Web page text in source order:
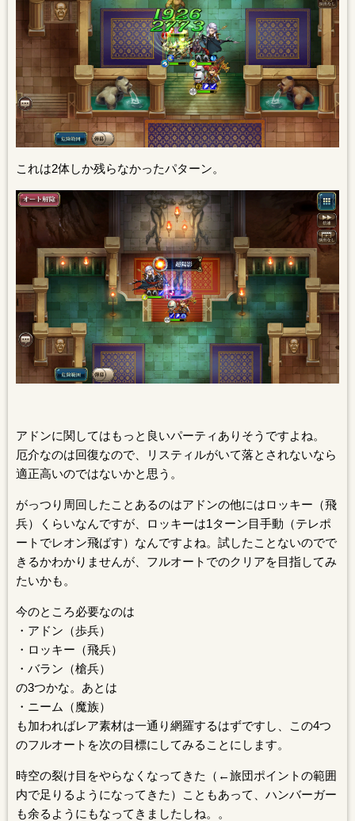
これは2体しか残らなかったパターン。
アドンに関してはもっと良いパーティありそうですよね。
厄介なのは回復なので、リスティルがいて落とされないなら
適正高いのではないかと思う。
がっつり周回したことあるのはアドンの他にはロッキー（飛
兵）くらいなんですが、ロッキーは1ターン目手動（テレポ
ートでレオン飛ばす）なんですよね。試したことないのでで
きるかわかりませんが、フルオートでのクリアを目指してみ
たいかも。
今のところ必要なのは
・アドン（歩兵）
・ロッキー（飛兵）
・バラン（槍兵）
の3つかな。あとは
・ニーム（魔族）
も加わればレア素材は一通り網羅するはずですし、この4つ
のフルオートを次の目標にしてみることにします。
時空の裂け目をやらなくなってきた（←旅団ポイントの範囲
内で足りるようになってきた）こともあって、ハンバーガー
も余るようにもなってきましたしね。。